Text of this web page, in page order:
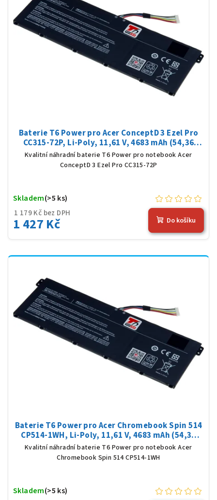
Baterie T6 Power pro Acer ConceptD 3 Ezel Pro
CC315-72P, Li-Poly, 11,61 V, 4683 mAh (54,36
Wh), černá
Kvalitní náhradní baterie T6 Power pro notebook Acer
ConceptD 3 Ezel Pro CC315-72P
1 179 Kč bez DPH
1 427 Kč
Skladem(>5 ks)
Do košíku
Baterie T6 Power pro Acer Chromebook Spin 514
CP514-1WH, Li-Poly, 11,61 V, 4683 mAh (54,36
Wh), černá
Kvalitní náhradní baterie T6 Power pro notebook Acer
Chromebook Spin 514 CP514-1WH
Skladem(>5 ks)